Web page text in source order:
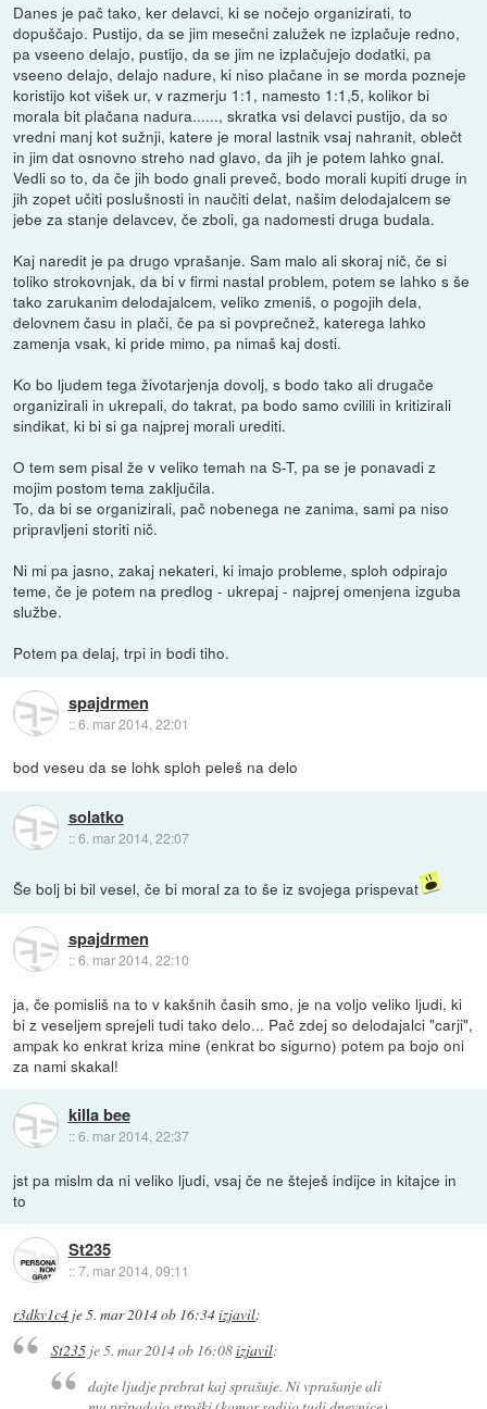
Danes je pač tako, ker delavci, ki se nočejo organizirati, to
dopuščajo. Pustijo, da se jim mesečni zalužek ne izplačuje redno,
pa vseeno delajo, pustijo, da se jim ne izplačujejo dodatki, pa
vseeno delajo, delajo nadure, ki niso plačane in se morda pozneje
koristijo kot višek ur, v razmerju 1:1, namesto 1:1,5, kolikor bi
morala bit plačana nadura......, skratka vsi delavci pustijo, da so
vredni manj kot sužnji, katere je moral lastnik vsaj nahranit, oblečt
in jim dat osnovno streho nad glavo, da jih je potem lahko gnal.
Vedli so to, da če jih bodo gnali preveč, bodo morali kupiti druge in
jih zopet učiti poslušnosti in naučiti delat, našim delodajalcem se
jebe za stanje delavcev, če zboli, ga nadomesti druga budala.
Kaj naredit je pa drugo vprašanje. Sam malo ali skoraj nič, če si
toliko strokovnjak, da bi v firmi nastal problem, potem se lahko s še
tako zarukanim delodajalcem, veliko zmeniš, o pogojih dela,
delovnem času in plači, če pa si povprečnež, katerega lahko
zamenja vsak, ki pride mimo, pa nimaš kaj dosti.
Ko bo ljudem tega životarjenja dovolj, s bodo tako ali drugače
organizirali in ukrepali, do takrat, pa bodo samo cvilili in kritizirali
sindikat, ki bi si ga najprej morali urediti.
O tem sem pisal že v veliko temah na S-T, pa se je ponavadi z
mojim postom tema zaključila.
To, da bi se organizirali, pač nobenega ne zanima, sami pa niso
pripravljeni storiti nič.
Ni mi pa jasno, zakaj nekateri, ki imajo probleme, sploh odpirajo
teme, če je potem na predlog - ukrepaj - najprej omenjena izguba
službe.
Potem pa delaj, trpi in bodi tiho.
spajdrmen
::6. mar 2014, 22:01
bod veseu da se lohk sploh peleš na delo
solatko
::6. mar 2014, 22:07
Še bolj bi bil vesel, če bi moral za to še iz svojega prispevat
spajdrmen
::6. mar 2014, 22:10
ja, če pomisliš na to v kakšnih časih smo, je na voljo veliko ljudi, ki
bi z veseljem sprejeli tudi tako delo... Pač zdej so delodajalci "carji",
ampak ko enkrat kriza mine (enkrat bo sigurno) potem pa bojo oni
za nami skakal!
killa bee
::6. mar 2014, 22:37
jst pa mislm da ni veliko ljudi, vsaj če ne šteješ indijce in kitajce in
to
St235
::7. mar 2014, 09:11
r3dkv1c4 je5. mar 2014 ob 16:34izjavil:
St235je5. mar 2014 ob 16:08izjavil:
dajte ljudje prebrat kaj sprašuje. Ni vprašanje ali